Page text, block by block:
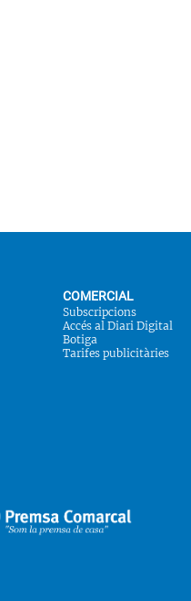
COMERCIAL
Subscripcions
Accés al Diari Digital
Botiga
Tarifes publicitàries